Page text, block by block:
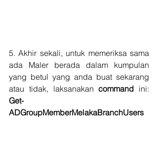
5. Akhir sekali, untuk memeriksa sama
ada Maler berada dalam kumpulan
yang betul yang anda buat sekarang
atau tidak, laksanakan command
Get-
ADGroupMemberMelakaBranchUsers